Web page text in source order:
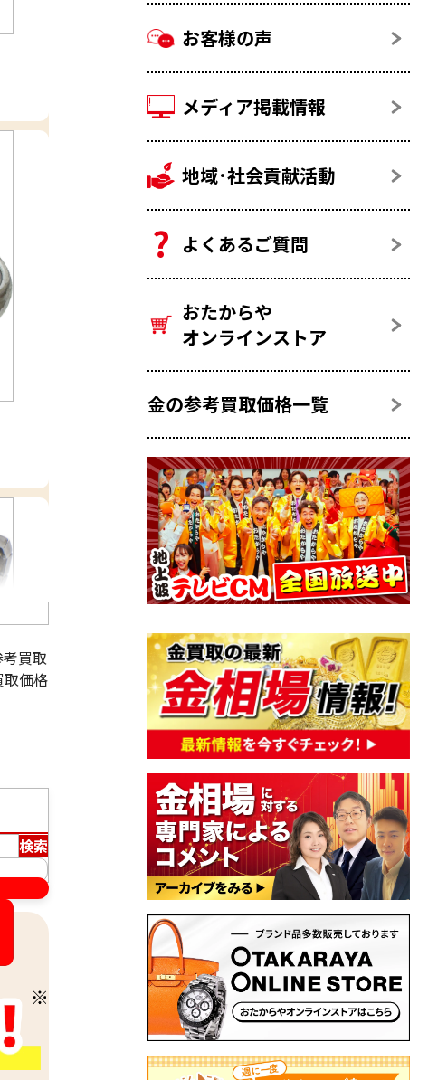
買取
取価格
検索
お客様の声
メディア掲載情報
地域･社会貢献活動
よくあるご質問
おたからや
オンラインストア
金の参考買取価格一覧